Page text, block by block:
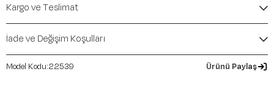
Kargo ve Teslimat
İade ve Değişim Koşulları
22539 Ürünü Paylaş